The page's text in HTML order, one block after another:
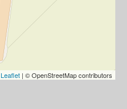
Leaflet | © OpenStreetMap contributors